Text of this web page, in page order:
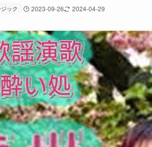
ック 2023-09-26 2024-04-29